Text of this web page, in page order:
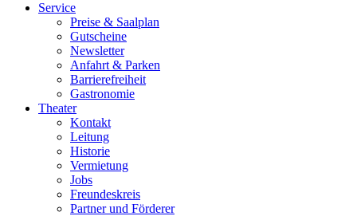
Service
Preise & Saalplan
Gutscheine
Newsletter
Anfahrt & Parken
Barrierefreiheit
Gastronomie
Theater
Kontakt
Leitung
Historie
Vermietung
Jobs
Freundeskreis
Partner und Förderer